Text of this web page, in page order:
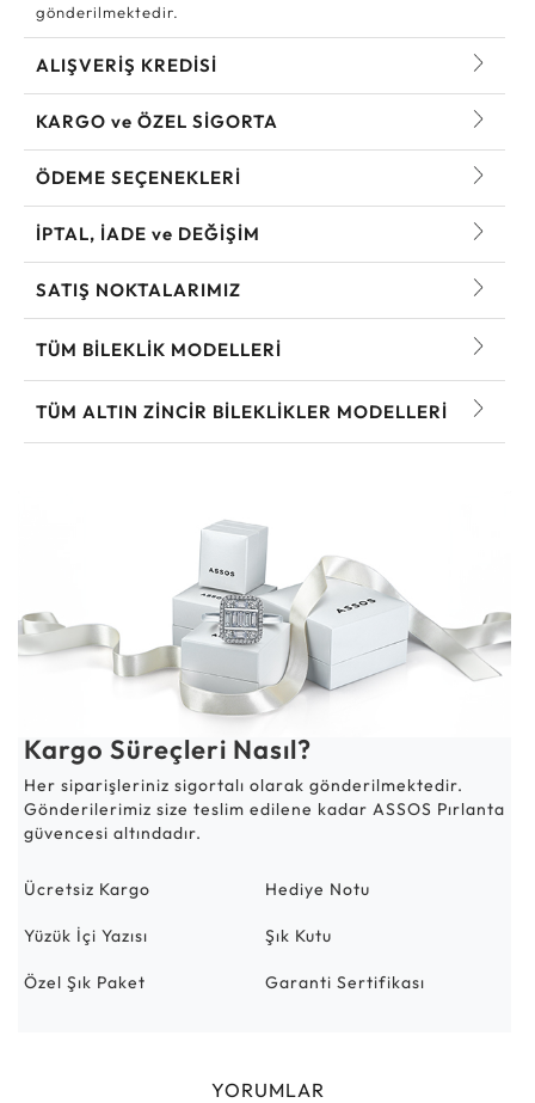
gönderilmektedir.
ALIŞVERİŞ KREDİSİ
KARGO ve ÖZEL SİGORTA
ÖDEME SEÇENEKLERİ
İPTAL, İADE ve DEĞİŞİM
SATIŞ NOKTALARIMIZ
TÜM BILEKLIK MODELLERI
TÜM ALTIN ZINCIR BILEKLIKLER MODELLERI
Kargo Süreçleri Nasıl?
Her siparişleriniz sigortalı olarak gönderilmektedir.
Gönderilerimiz size teslim edilene kadar ASSOS Pırlanta
güvencesi altındadır.
Ücretsiz Kargo Hediye Notu
Yüzük İçi Yazısı Şık Kutu
Özel Şık Paket Garanti Sertifikası
YORUMLAR